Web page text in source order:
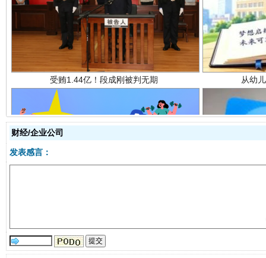
受贿1.44亿！段成刚被判无期 从幼
全民健身五年计划来了！等你上场
财经/企业公司
发表感言：